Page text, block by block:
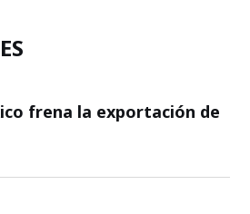
frena la exportación de